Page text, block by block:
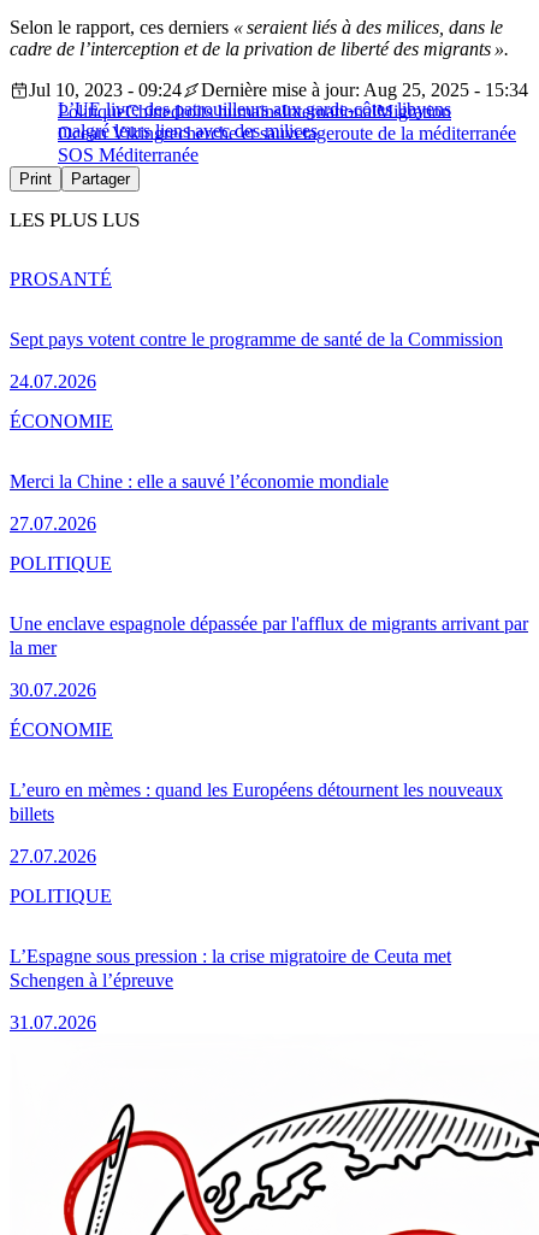
Selon le rapport, ces derniers « seraient liés à des milices, dans le
cadre de l’interception et de la privation de liberté des migrants ».
L’UE livre des patrouilleurs aux garde-côtes libyens
malgré leurs liens avec des milices
Jul 10, 2023 - 09:24
Dernière mise à jour: Aug 25, 2025 - 15:34
PolitiqueChinedroits humainsInternationalMigration
Ocean Vikingrecherche et sauvetageroute de la méditerranée
SOS Méditerranée
Print Partager
LES PLUS LUS
Sept pays votent contre le programme de santé de la Commission
24.07.2026
PROSANTÉ
Merci la Chine : elle a sauvé l’économie mondiale
27.07.2026
ÉCONOMIE
Une enclave espagnole dépassée par l'afflux de migrants arrivant par
la mer
30.07.2026
POLITIQUE
L’euro en mèmes : quand les Européens détournent les nouveaux
billets
27.07.2026
ÉCONOMIE
L’Espagne sous pression : la crise migratoire de Ceuta met
Schengen à l’épreuve
31.07.2026
POLITIQUE